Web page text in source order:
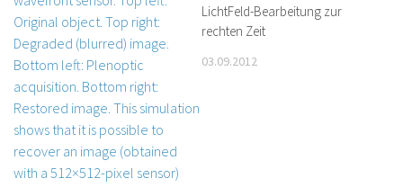
LichtFeld-Bearbeitung zur
rechten Zeit
03.09.2012